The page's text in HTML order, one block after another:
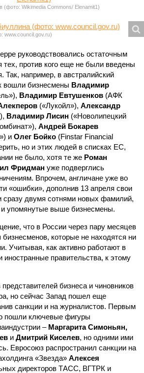
(фото: Wikimedia Commons/ Elenamit1)
www.council.gov.ru)
руководствовались остаточным
тех, против кого еще не были введены
Так, например, в австралийский
вошли бизнесмены Владимир
Владимир Евтушенков (АФК
(«Лукойл»), Александр
Владимир Лисин («Новолипецкий
Андрей Бокарев
и Олег Бойко (Finstar Financial
но и этих людей в списках ЕС,
не было, хотя те же Роман
Фридман уже подверглись
Впрочем, англичане уже во
«ошибки», дополнив 13 апреля свои
сразу двумя сотнями новых фамилий,
и упомянутые выше бизнесмены.
что в России через пару месяцев
бизнесменов, которые не находятся ни
Учитывая, как активно работают в
иностранные правительства, к этому
бизнеса и чиновников
но сейчас Запад пошел еще
санкции и на журналистов. Первым
пошли ключевые фигуры
– Маргарита Симоньян,
и Дмитрий Киселев, но одними ими
Евросоюз распространил санкции на
«Звезда» Алексея
директоров ТАСС, ВГТРК и